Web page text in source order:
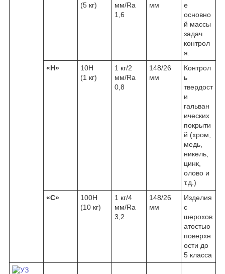
(5 кг)
мм/Ra
1,6
мм
е
основно
й массы
задач
контрол
я.
«H»
10H
(1 кг)
1 кг/2
мм/Ra
0,8
148/26
мм
Контрол
ь
твердост
и
гальван
ических
покрыти
й (хром,
медь,
никель,
цинк,
олово и
т.д.)
«С»
100H
(10 кг)
1 кг/4
мм/Ra
3,2
148/26
мм
Изделия
с
шерохов
атостью
поверхн
ости до
5 класса